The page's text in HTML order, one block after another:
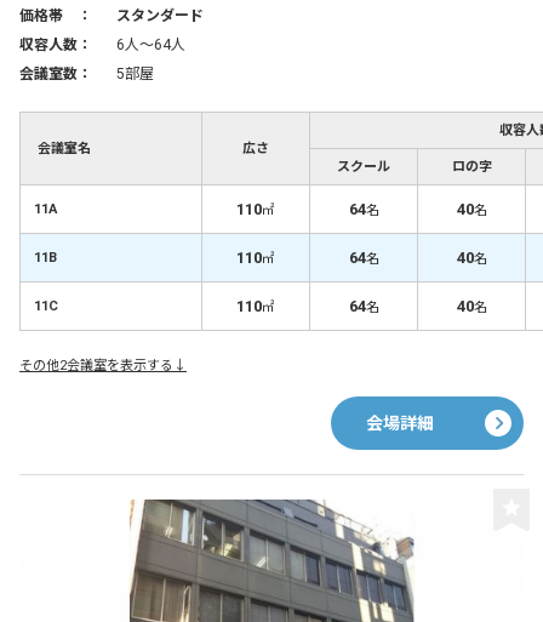
価格帯 ：
スタンダード
収容人数：
6人〜64人
会議室数：
5部屋
会議室名 広さ
収容人
スクール ロの字
11A 110㎡ 64名 40名
11B 110㎡ 64名 40名
11C 110㎡ 64名 40名
その他2会議室を表示する↓
会場詳細